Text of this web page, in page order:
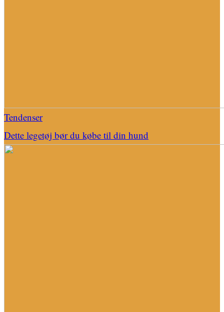
Tendenser
Dette legetøj bør du købe til din hund